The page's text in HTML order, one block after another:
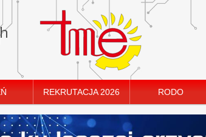
REKRUTACJA 2026 RODO